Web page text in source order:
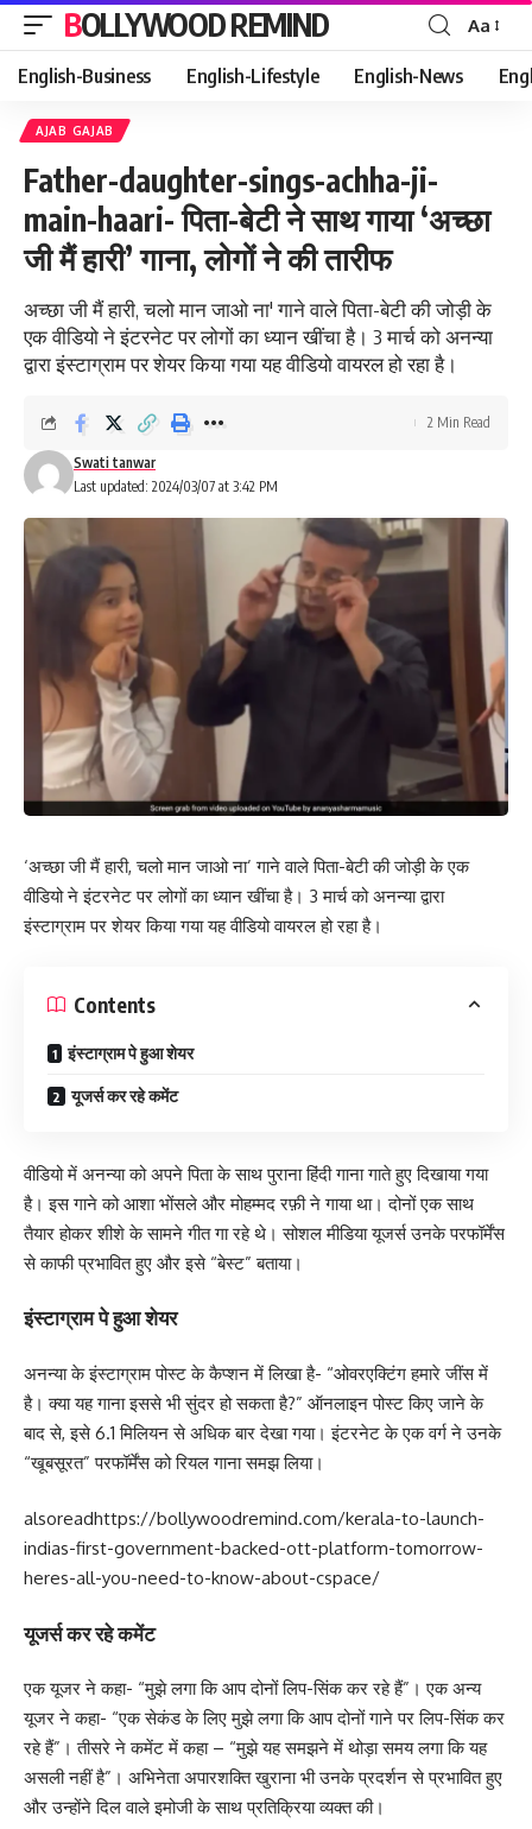
BOLLYWOOD REMIND
Font
Resizer
Aa
English-Business English-Lifestyle English-News
AJAB GAJAB
Father-daughter-sings-achha-ji-
main-haari- पिता-बेटी ने साथ गाया ‘अच्छा
जी मैं हारी’ गाना, लोगों ने की तारीफ
अच्छा जी मैं हारी, चलो मान जाओ ना' गाने वाले पिता-बेटी की जोड़ी के
एक वीडियो ने इंटरनेट पर लोगों का ध्यान खींचा है। 3 मार्च को अनन्या
द्वारा इंस्टाग्राम पर शेयर किया गया यह वीडियो वायरल हो रहा है।
Last updated: 2024/03/07 at 3:42 PM
Swati tanwar
2 Min Read
‘अच्छा जी मैं हारी, चलो मान जाओ ना’ गाने वाले पिता-बेटी की जोड़ी के एक
वीडियो ने इंटरनेट पर लोगों का ध्यान खींचा है। 3 मार्च को अनन्या द्वारा
इंस्टाग्राम पर शेयर किया गया यह वीडियो वायरल हो रहा है।
Contents
इंस्टाग्राम पे हुआ शेयर
यूजर्स कर रहे कमेंट
वीडियो में अनन्या को अपने पिता के साथ पुराना हिंदी गाना गाते हुए दिखाया गया
है। इस गाने को आशा भोंसले और मोहम्मद रफ़ी ने गाया था। दोनों एक साथ
तैयार होकर शीशे के सामने गीत गा रहे थे। सोशल मीडिया यूजर्स उनके परफॉर्मेंस
से काफी प्रभावित हुए और इसे “बेस्ट” बताया।
इंस्टाग्राम पे हुआ शेयर
अनन्या के इंस्टाग्राम पोस्ट के कैप्शन में लिखा है- “ओवरएक्टिंग हमारे जींस में
है। क्या यह गाना इससे भी सुंदर हो सकता है?” ऑनलाइन पोस्ट किए जाने के
बाद से, इसे 6.1 मिलियन से अधिक बार देखा गया। इंटरनेट के एक वर्ग ने उनके
“खूबसूरत” परफॉर्मेंस को रियल गाना समझ लिया।
alsoreadhttps://bollywoodremind.com/kerala-to-launch-
indias-first-government-backed-ott-platform-tomorrow-
heres-all-you-need-to-know-about-cspace/
यूजर्स कर रहे कमेंट
एक यूजर ने कहा- “मुझे लगा कि आप दोनों लिप-सिंक कर रहे हैं”। एक अन्य
यूजर ने कहा- “एक सेकंड के लिए मुझे लगा कि आप दोनों गाने पर लिप-सिंक कर
रहे हैं”। तीसरे ने कमेंट में कहा – “मुझे यह समझने में थोड़ा समय लगा कि यह
असली नहीं है”। अभिनेता अपारशक्ति खुराना भी उनके प्रदर्शन से प्रभावित हुए
और उन्होंने दिल वाले इमोजी के साथ प्रतिक्रिया व्यक्त की।